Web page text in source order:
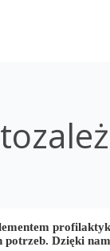
Dzięki